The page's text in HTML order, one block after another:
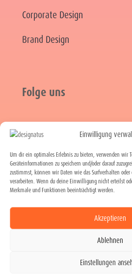
Einwilligung
Um dir ein optimales Erlebnis zu bieten, verwenden wir
Geräteinformationen zu speichern und/oder darauf
zustimmst, können wir Daten wie das Surfverhalten oder
verarbeiten. Wenn du deine Einwilligung nicht erteilst
Merkmale und Funktionen beeinträchtigt werden.
Akzeptieren
Ablehnen
Einstellungen
Corporate Design
Brand Design
Folge uns
Instagram
LinkedIn
Xing
Facebook